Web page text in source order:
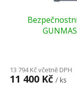
13 794 Kč včetně DPH
11 400 Kč / ks